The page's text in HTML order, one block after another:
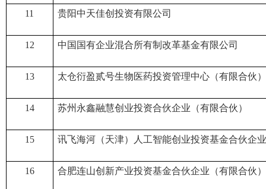
11 贵阳中天佳创投资有限公司
12 中国国有企业混合所有制改革基金有限公司
13 太仓衍盈贰号生物医药投资管理中心（有限合伙
14 苏州永鑫融慧创业投资合伙企业（有限合伙）
15 讯飞海河（天津）人工智能创业投资基金合伙企
16 合肥连山创新产业投资基金合伙企业（有限合伙